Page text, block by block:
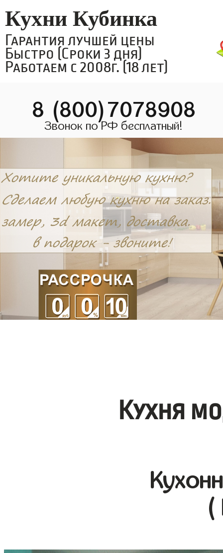
Кухни Кубинка
Гарантия лучшей цены
Быстро (Сроки 3 дня)
Работаем с 2008г. (18 лет)
8 (800)7078908
Звонок по РФ бесплатный!
Кухня
(